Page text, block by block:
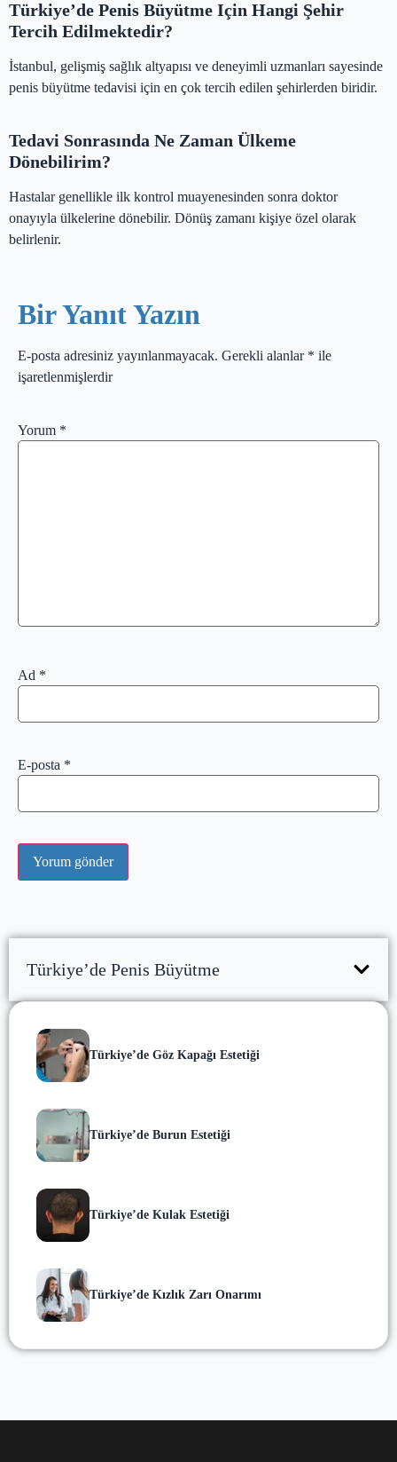
Türkiye’de Penis Büyütme Için Hangi Şehir
Tercih Edilmektedir?
İstanbul, gelişmiş sağlık altyapısı ve deneyimli uzmanları sayesinde
penis büyütme tedavisi için en çok tercih edilen şehirlerden biridir.
Tedavi Sonrasında Ne Zaman Ülkeme
Dönebilirim?
Hastalar genellikle ilk kontrol muayenesinden sonra doktor
onayıyla ülkelerine dönebilir. Dönüş zamanı kişiye özel olarak
belirlenir.
Bir Yanıt Yazın
E-posta adresiniz yayınlanmayacak. Gerekli alanlar * ile
işaretlenmişlerdir
Yorum *
Ad *
E-posta *
Türkiye’de Penis Büyütme
Türkiye’de Göz Kapağı Estetiği
Türkiye’de Burun Estetiği
Türkiye’de Kulak Estetiği
Türkiye’de Kızlık Zarı Onarımı